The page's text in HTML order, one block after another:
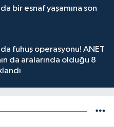
bir esnaf yaşamına son
fuhuş operasyonu! ANET
da aralarında olduğu 8